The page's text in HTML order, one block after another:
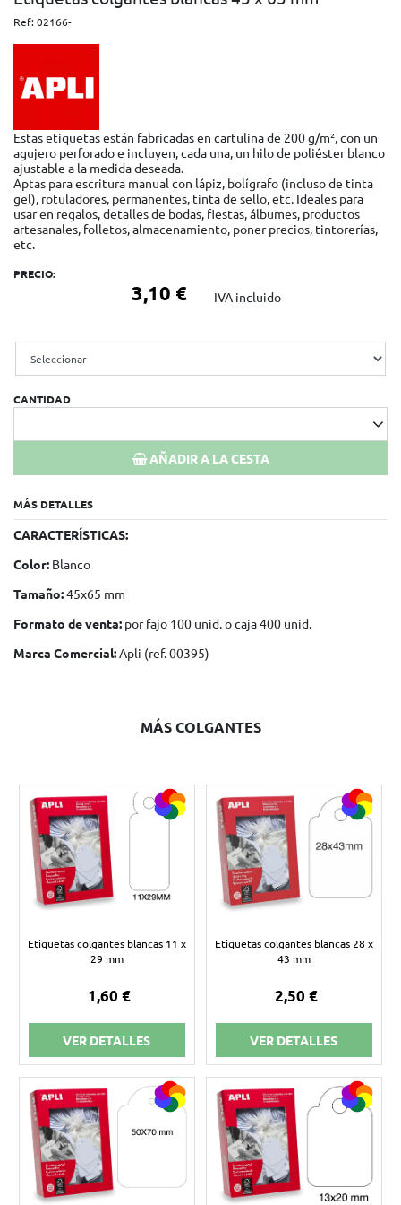
Ref:02166-
Estas etiquetas están fabricadas en cartulina de 200 g/m², con un
agujero perforado e incluyen, cada una, un hilo de poliéster blanco
ajustable a la medida deseada.
Aptas para escritura manual con lápiz, bolígrafo (incluso de tinta
gel), rotuladores, permanentes, tinta de sello, etc. Ideales para
usar en regalos, detalles de bodas, fiestas, álbumes, productos
artesanales, folletos, almacenamiento, poner precios, tintorerías,
etc.
PRECIO:
3,10 € IVA incluido
CANTIDAD
AÑADIR A LA CESTA
MÁS DETALLES
CARACTERÍSTICAS:
Color: Blanco
Tamaño:45x65 mm
Formato de venta: por fajo 100 unid. o caja 400 unid.
Marca Comercial:Apli (ref. 00395)
MÁS COLGANTES
Etiquetas colgantes blancas 11 x
29 mm
1,60 €
VER DETALLES
Etiquetas colgantes blancas 28 x
43 mm
2,50 €
VER DETALLES